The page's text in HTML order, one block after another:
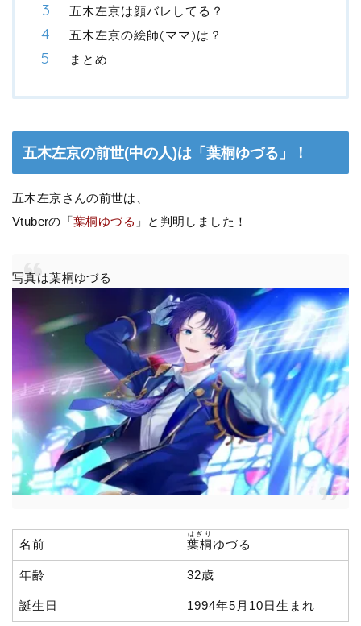
五木左京は顔バレしてる？
五木左京の絵師(ママ)は？
まとめ
五木左京の前世(中の人)は「葉桐ゆづる」！
五木左京さんの前世は、
Vtuberの「葉桐ゆづる 」と判明しました！
写真は葉桐ゆづる
名前 葉桐
はぎり
ゆづる
年齢 32歳
誕生日 1994年5月10日生まれ